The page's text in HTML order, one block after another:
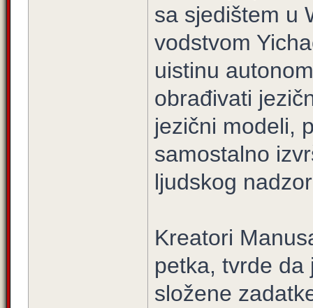
sa sjedištem u
vodstvom
uistinu
obrađivati
jezični modeli,
samostalno
ljudskog
Kreatori
petka, tvrde da
složene